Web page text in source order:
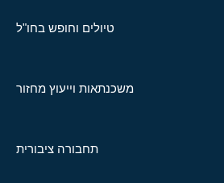
טיולים וחופש בחו"ל
משכנתאות וייעוץ מחזור
תחבורה ציבורית